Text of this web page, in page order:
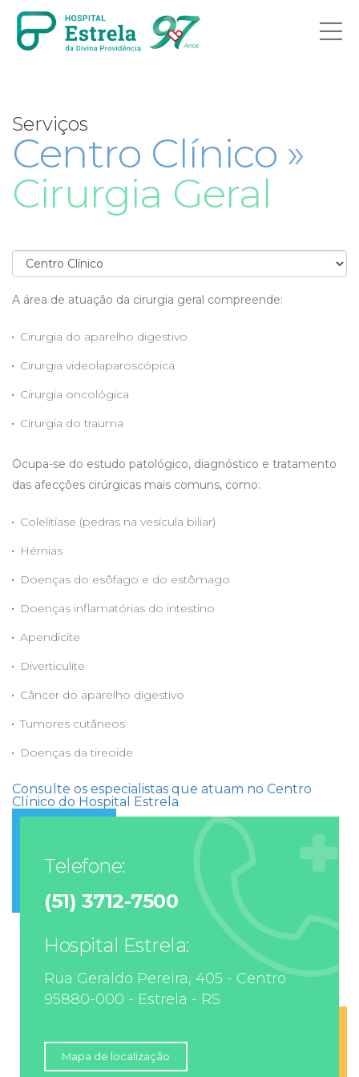
Serviços
Centro Clínico »
Cirurgia Geral
A área de atuação da cirurgia geral compreende:
Cirurgia do aparelho digestivo
Cirurgia videolaparoscópica
Cirurgia oncológica
Cirurgia do trauma
Ocupa-se do estudo patológico, diagnóstico e tratamento
das afecções cirúrgicas mais comuns, como:
Colelitíase (pedras na vesícula biliar)
Hérnias
Doenças do esôfago e do estômago
Doenças inflamatórias do intestino
Apendicite
Diverticulite
Câncer do aparelho digestivo
Tumores cutâneos
Doenças da tireoide
Consulte os especialistas que atuam no Centro
Clínico do Hospital Estrela
Telefone:
(51) 3712-7500
Hospital Estrela:
Rua Geraldo Pereira, 405 - Centro
95880-000 - Estrela - RS
Mapa de localização